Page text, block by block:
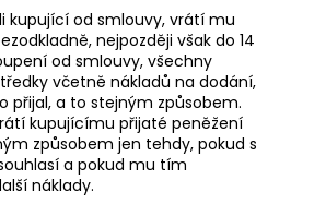
kupující od smlouvy, vrátí mu
nejpozději však do 14
od smlouvy, všechny
včetně nákladů na dodání,
přijal, a to stejným způsobem.
kupujícímu přijaté peněžení
způsobem jen tehdy, pokud s
a pokud mu tím
náklady.